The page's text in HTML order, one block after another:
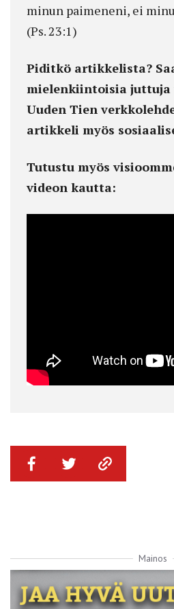
minun paimeneni, ei
(Ps. 23:1)
Piditkö artikkelista?
mielenkiintoisia
Uuden Tien
artikkeli myös
Tutustu myös
videon kautta:
Mainos